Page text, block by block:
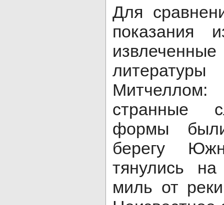
Для
показания
странные
формы
берегу
тянулись
миль от